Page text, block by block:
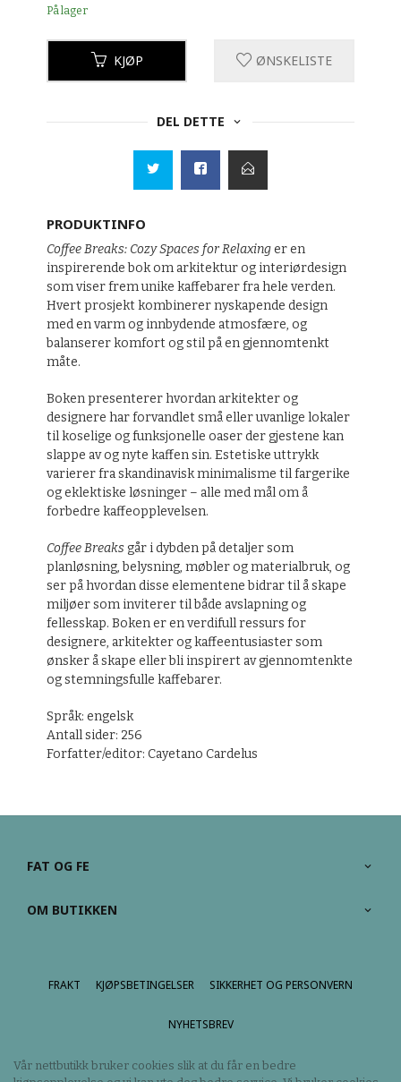
På lager
KJØP ØNSKELISTE
DEL DETTE
PRODUKTINFO
Coffee Breaks: Cozy Spaces for Relaxinger en
inspirerende bok om arkitektur og interiørdesign
som viser frem unike kaffebarer fra hele verden.
Hvert prosjekt kombinerer nyskapende design
med en varm og innbydende atmosfære, og
balanserer komfort og stil på en gjennomtenkt
måte.
Boken presenterer hvordan arkitekter og
designere har forvandlet små eller uvanlige lokaler
til koselige og funksjonelle oaser der gjestene kan
slappe av og nyte kaffen sin. Estetiske uttrykk
varierer fra skandinavisk minimalisme til fargerike
og eklektiske løsninger – alle med mål om å
forbedre kaffeopplevelsen.
Coffee Breaks går i dybden på detaljer som
planløsning, belysning, møbler og materialbruk, og
ser på hvordan disse elementene bidrar til å skape
miljøer som inviterer til både avslapning og
fellesskap. Boken er en verdifull ressurs for
designere, arkitekter og kaffeentusiaster som
ønsker å skape eller bli inspirert av gjennomtenkte
og stemningsfulle kaffebarer.
Språk: engelsk
Antall sider: 256
Forfatter/editor:Cayetano Cardelus
FAT OG FE
OM BUTIKKEN
FRAKT KJØPSBETINGELSER SIKKERHET OG PERSONVERN
NYHETSBREV
Vår nettbutikk bruker cookies slik at du får en bedre